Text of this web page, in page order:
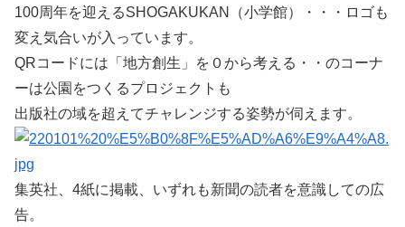
100周年を迎えるSHOGAKUKAN（小学館）・・・ロゴも
変え気合いが入っています。
QRコードには「地方創生」を０から考える・・のコーナ
ーは公園をつくるプロジェクトも
出版社の域を超えてチャレンジする姿勢が伺えます。
集英社、4紙に掲載、いずれも新聞の読者を意識しての広
告。